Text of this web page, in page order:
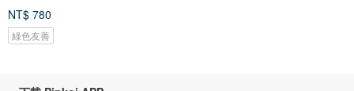
NT$ 780
綠色友善